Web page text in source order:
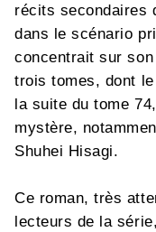
récits secondaires
dans le scénario
concentrait sur
trois tomes, dont
la suite du tome
mystère,
Shuhei Hisagi.
Ce roman, très
lecteurs de la